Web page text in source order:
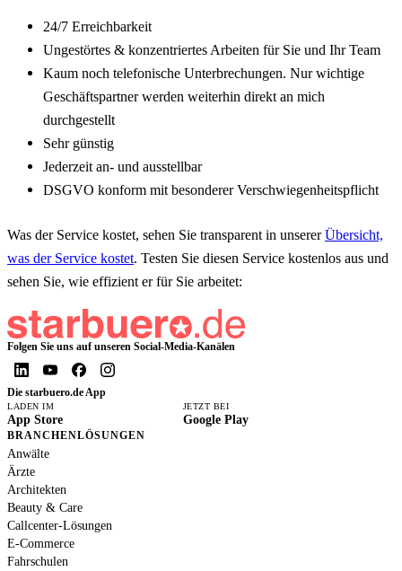
24/7 Erreichbarkeit
Ungestörtes & konzentriertes Arbeiten für Sie und Ihr Team
Kaum noch telefonische Unterbrechungen. Nur wichtige
Geschäftspartner werden weiterhin direkt an mich
durchgestellt
Sehr günstig
Jederzeit an- und ausstellbar
DSGVO konform mit besonderer Verschwiegenheitspflicht
Was der Service kostet, sehen Sie transparent in unsererÜbersicht,
was der Service kostet. Testen Sie diesen Service kostenlos aus und
sehen Sie, wie effizient er für Sie arbeitet:
Folgen Sie uns auf unseren Social-Media-Kanälen
Die starbuero.de App
LADEN IM
App Store
JETZT BEI
Google Play
BRANCHENLÖSUNGEN
Anwälte
Ärzte
Architekten
Beauty & Care
Callcenter-Lösungen
E-Commerce
Fahrschulen